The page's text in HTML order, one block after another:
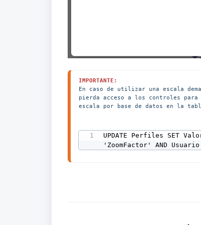
IMPORTANTE:
En caso de utilizar una escala
pierda acceso a los controles
escala por base de datos en la
UPDATE Perfiles SET
'ZoomFactor' AND